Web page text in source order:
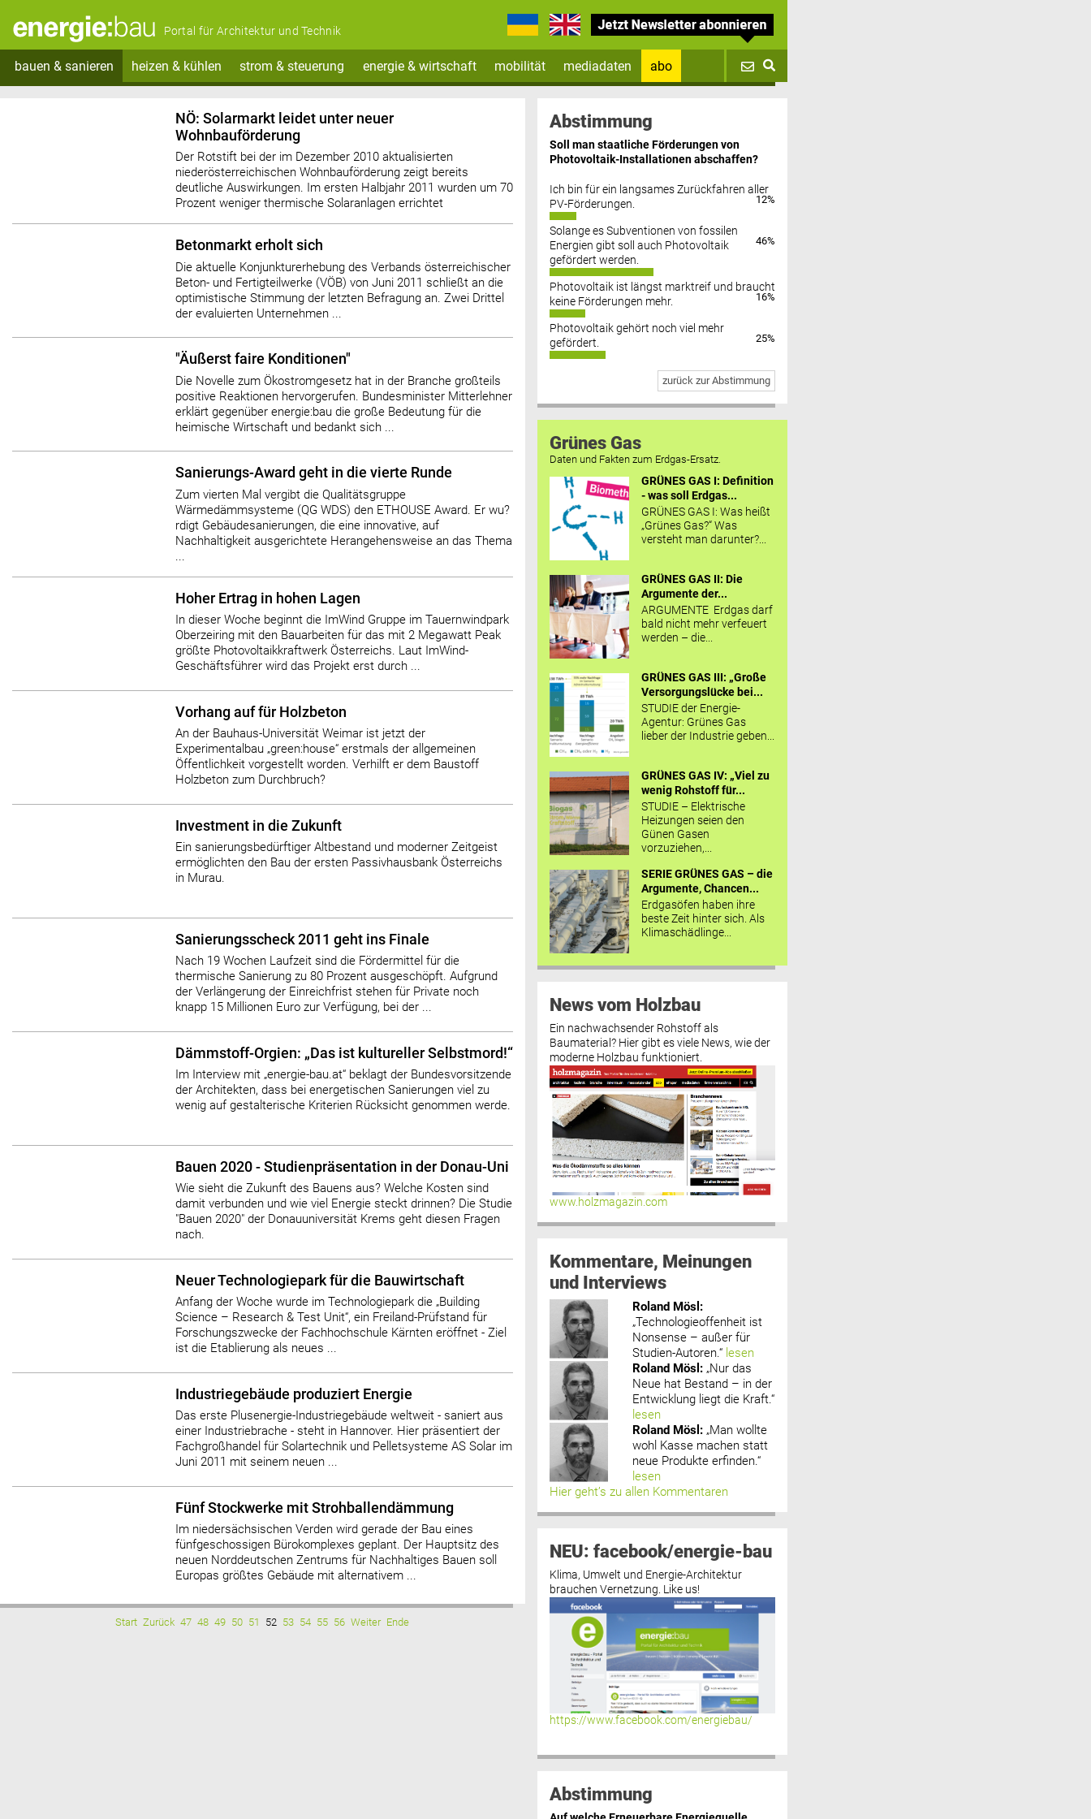
Portal für Architektur und Technik
bauen & sanieren heizen & kühlen strom & steuerung energie & wirtschaft mobilität mediadaten
abo
Datenschutz FAQs
NÖ: Solarmarkt leidet unter neuer
Wohnbauförderung
Der Rotstift bei der im Dezember 2010 aktualisierten
niederösterreichischen Wohnbauförderung zeigt bereits
deutliche Auswirkungen. Im ersten Halbjahr 2011 wurden um 70
Prozent weniger thermische Solaranlagen errichtet
Betonmarkt erholt sich
Die aktuelle Konjunkturerhebung des Verbands österreichischer
Beton- und Fertigteilwerke (VÖB) von Juni 2011 schließt an die
optimistische Stimmung der letzten Befragung an. Zwei Drittel
der evaluierten Unternehmen ...
"Äußerst faire Konditionen"
Die Novelle zum Ökostromgesetz hat in der Branche großteils
positive Reaktionen hervorgerufen. Bundesminister Mitterlehner
erklärt gegenüber energie:bau die große Bedeutung für die
heimische Wirtschaft und bedankt sich ...
Sanierungs-Award geht in die vierte Runde
Zum vierten Mal vergibt die Qualitätsgruppe
Wärmedämmsysteme (QG WDS) den ETHOUSE Award. Er wu?
rdigt Gebäudesanierungen, die eine innovative, auf
Nachhaltigkeit ausgerichtete Herangehensweise an das Thema
...
Hoher Ertrag in hohen Lagen
In dieser Woche beginnt die ImWind Gruppe im Tauernwindpark
Oberzeiring mit den Bauarbeiten für das mit 2 Megawatt Peak
größte Photovoltaikkraftwerk Österreichs. Laut ImWind-
Geschäftsführer wird das Projekt erst durch ...
Vorhang auf für Holzbeton
An der Bauhaus-Universität Weimar ist jetzt der
Experimentalbau „green:house“ erstmals der allgemeinen
Öffentlichkeit vorgestellt worden. Verhilft er dem Baustoff
Holzbeton zum Durchbruch?
Investment in die Zukunft
Ein sanierungsbedürftiger Altbestand und moderner Zeitgeist
ermöglichten den Bau der ersten Passivhausbank Österreichs
in Murau.
Sanierungsscheck 2011 geht ins Finale
Nach 19 Wochen Laufzeit sind die Fördermittel für die
thermische Sanierung zu 80 Prozent ausgeschöpft. Aufgrund
der Verlängerung der Einreichfrist stehen für Private noch
knapp 15 Millionen Euro zur Verfügung, bei der ...
Dämmstoff-Orgien: „Das ist kultureller Selbstmord!“
Im Interview mit „energie-bau.at“ beklagt der Bundesvorsitzende
der Architekten, dass bei energetischen Sanierungen viel zu
wenig auf gestalterische Kriterien Rücksicht genommen werde.
Bauen 2020 - Studienpräsentation in der Donau-Uni
Wie sieht die Zukunft des Bauens aus? Welche Kosten sind
damit verbunden und wie viel Energie steckt drinnen? Die Studie
"Bauen 2020" der Donauuniversität Krems geht diesen Fragen
nach.
Neuer Technologiepark für die Bauwirtschaft
Anfang der Woche wurde im Technologiepark die „Building
Science – Research & Test Unit“, ein Freiland-Prüfstand für
Forschungszwecke der Fachhochschule Kärnten eröffnet - Ziel
ist die Etablierung als neues ...
Industriegebäude produziert Energie
Das erste Plusenergie-Industriegebäude weltweit - saniert aus
einer Industriebrache - steht in Hannover. Hier präsentiert der
Fachgroßhandel für Solartechnik und Pelletsysteme AS Solar im
Juni 2011 mit seinem neuen ...
Fünf Stockwerke mit Strohballendämmung
Im niedersächsischen Verden wird gerade der Bau eines
fünfgeschossigen Bürokomplexes geplant. Der Hauptsitz des
neuen Norddeutschen Zentrums für Nachhaltiges Bauen soll
Europas größtes Gebäude mit alternativem ...
Start Zurück 47 48 49 50 51 52 53 54 55 56 Weiter Ende
Abstimmung
Soll man staatliche Förderungen von
Photovoltaik-Installationen abschaffen?
Ich bin für ein langsames Zurückfahren aller
PV-Förderungen.
12%
Solange es Subventionen von fossilen
Energien gibt soll auch Photovoltaik
gefördert werden.
46%
Photovoltaik ist längst marktreif und braucht
keine Förderungen mehr.
16%
Photovoltaik gehört noch viel mehr
gefördert.
25%
zurück zur Abstimmung
Grünes Gas
Daten und Fakten zum Erdgas-Ersatz.
GRÜNES GAS I: Definition
- was soll Erdgas...
GRÜNES GAS I: Was heißt
„Grünes Gas?“ Was
versteht man darunter?...
GRÜNES GAS II: Die
Argumente der...
ARGUMENTE Erdgas darf
bald nicht mehr verfeuert
werden – die...
GRÜNES GAS III: „Große
Versorgungslücke bei...
STUDIE der Energie-
Agentur: Grünes Gas
lieber der Industrie geben...
GRÜNES GAS IV: „Viel zu
wenig Rohstoff für...
STUDIE – Elektrische
Heizungen seien den
Günen Gasen
vorzuziehen,...
SERIE GRÜNES GAS – die
Argumente, Chancen...
Erdgasöfen haben ihre
beste Zeit hinter sich. Als
Klimaschädlinge...
News vom Holzbau
Ein nachwachsender Rohstoff als
Baumaterial? Hier gibt es viele News, wie der
moderne Holzbau funktioniert.
www.holzmagazin.com
Kommentare, Meinungen
und Interviews
Roland Mösl :
„Technologieoffenheit ist
Nonsense – außer für
Studien-Autoren.“ lesen
Roland Mösl : „Nur das
Neue hat Bestand – in der
Entwicklung liegt die Kraft.“
lesen
Roland Mösl : „Man wollte
wohl Kasse machen statt
neue Produkte erfinden.“
lesen
Hier geht’s zu allen Kommentaren
NEU: facebook/energie-bau
Klima, Umwelt und Energie-Architektur
brauchen Vernetzung. Like us!
https://www.facebook.com/energiebau/
Abstimmung